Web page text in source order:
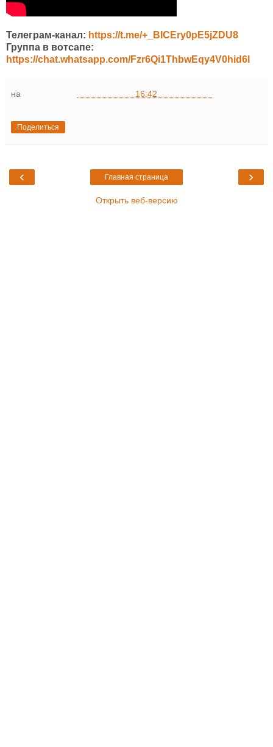
Телеграм-канал: https://t.me/+_BICEry0pE5jZDU8
Группа в вотсапе:
https://chat.whatsapp.com/Fzr6Qi1ThbwEqy4V0hid6l
на 16:42
Поделиться
‹ ›
Главная страница
Открыть веб-версию